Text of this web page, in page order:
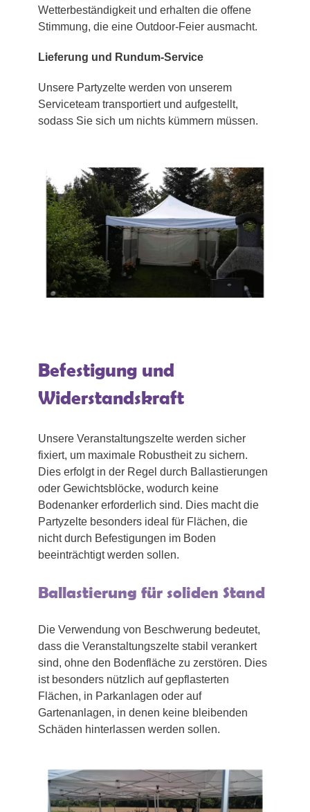
Wetterbeständigkeit und erhalten die offene
Stimmung, die eine Outdoor-Feier ausmacht.
Lieferung und Rundum-Service
Unsere Partyzelte werden von unserem
Serviceteam transportiert und aufgestellt,
sodass Sie sich um nichts kümmern müssen.
Befestigung und
Widerstandskraft
Unsere Veranstaltungszelte werden sicher
fixiert, um maximale Robustheit zu sichern.
Dies erfolgt in der Regel durch Ballastierungen
oder Gewichtsblöcke, wodurch keine
Bodenanker erforderlich sind. Dies macht die
Partyzelte besonders ideal für Flächen, die
nicht durch Befestigungen im Boden
beeinträchtigt werden sollen.
Ballastierung für soliden Stand
Die Verwendung von Beschwerung bedeutet,
dass die Veranstaltungszelte stabil verankert
sind, ohne den Bodenfläche zu zerstören. Dies
ist besonders nützlich auf gepflasterten
Flächen, in Parkanlagen oder auf
Gartenanlagen, in denen keine bleibenden
Schäden hinterlassen werden sollen.